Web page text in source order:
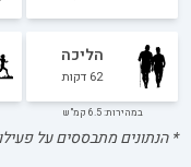
הליכה
62 דקות
במהירות: 6.5 קמ"ש
* הנתונים מתבססים על